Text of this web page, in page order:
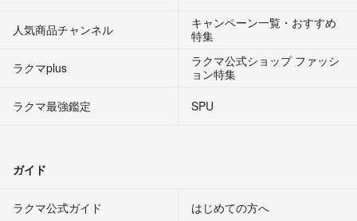
人気商品チャンネル
キャンペーン一覧・おすすめ
特集
ラクマplus
ラクマ公式ショップ ファッシ
ョン特集
ラクマ最強鑑定
SPU
ガイド
ラクマ公式ガイド はじめての方へ